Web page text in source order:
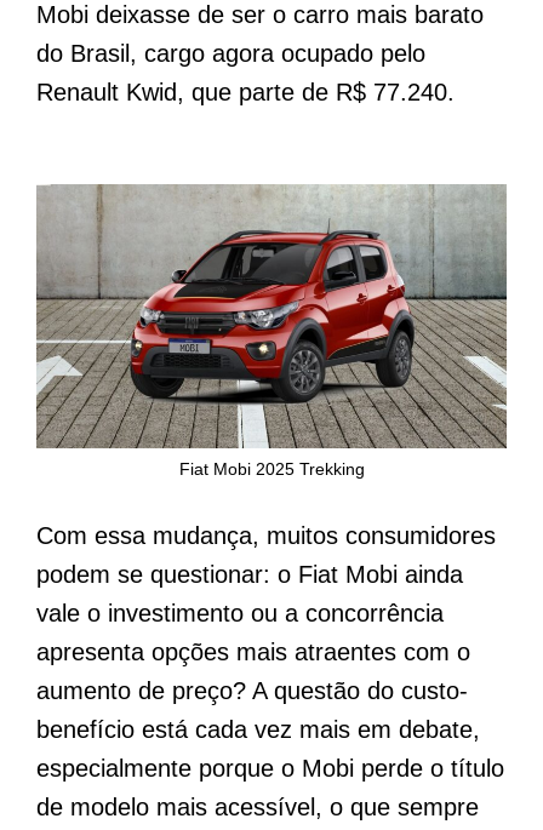
Mobi deixasse de ser o carro mais barato
do Brasil, cargo agora ocupado pelo
Renault Kwid, que parte de R$ 77.240.
Fiat Mobi 2025 Trekking
Com essa mudança, muitos consumidores
podem se questionar: o Fiat Mobi ainda
vale o investimento ou a concorrência
apresenta opções mais atraentes com o
aumento de preço? A questão do custo-
benefício está cada vez mais em debate,
especialmente porque o Mobi perde o título
de modelo mais acessível, o que sempre